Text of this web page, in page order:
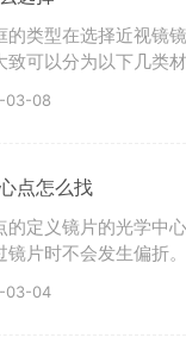
的类型在选择近视镜
致可以分为以下几类
03-08
点怎么找
的定义镜片的光学中
镜片时不会发生偏折
03-04